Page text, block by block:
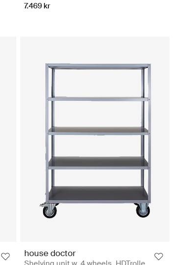
7.469 kr
house doctor